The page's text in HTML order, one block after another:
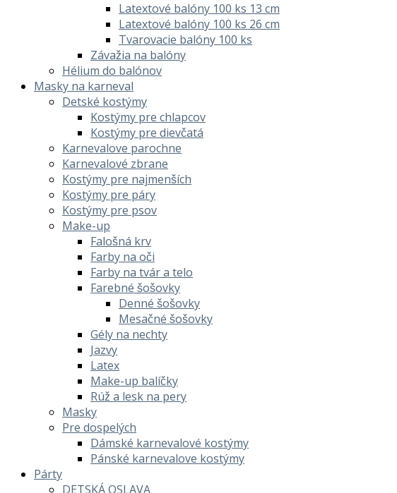
Latextové balóny 100 ks 13 cm
Latextové balóny 100 ks 26 cm
Tvarovacie balóny 100 ks
Závažia na balóny
Hélium do balónov
Masky na karneval
Detské kostýmy
Kostýmy pre chlapcov
Kostýmy pre dievčatá
Karnevalove parochne
Karnevalové zbrane
Kostýmy pre najmenších
Kostýmy pre páry
Kostýmy pre psov
Make-up
Falošná krv
Farby na oči
Farby na tvár a telo
Farebné šošovky
Denné šošovky
Mesačné šošovky
Gély na nechty
Jazvy
Latex
Make-up balíčky
Rúž a lesk na pery
Masky
Pre dospelých
Dámské karnevalové kostýmy
Pánské karnevalove kostýmy
Párty
DETSKÁ OSLAVA